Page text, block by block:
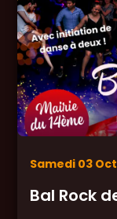
Samedi 03
Bal Rock